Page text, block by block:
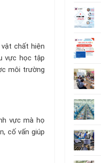
chất hiện
vực học tập
môi trường
vực mà họ
cố vấn giúp